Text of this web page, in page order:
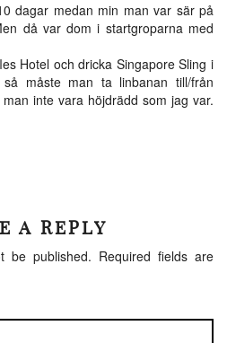
dagar medan min man var sär på
då var dom i startgroparna med
Hotel och dricka Singapore Sling i
måste man ta linbanan till/från
inte vara höjdrädd som jag var.
A REPLY
be published. Required fields are